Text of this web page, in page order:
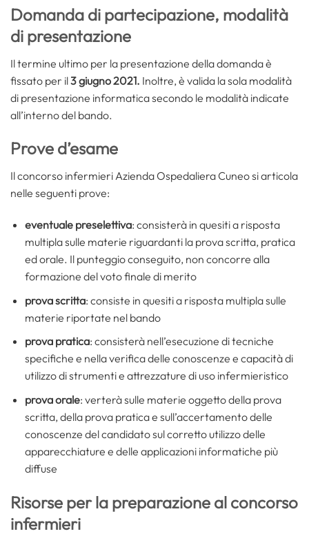
Domanda di partecipazione, modalità
di presentazione
Il termine ultimo per la presentazione della domanda è
fissato per il3 giugno 2021. Inoltre, è valida la sola modalità
di presentazione informatica secondo le modalità indicate
all’interno del bando.
Prove d’esame
Il concorso infermieri Azienda Ospedaliera Cuneo si articola
nelle seguenti prove:
eventuale preselettiva: consisterà in quesiti a risposta
multipla sulle materie riguardanti la prova scritta, pratica
ed orale. Il punteggio conseguito, non concorre alla
formazione del voto finale di merito
prova scritta: consiste in quesiti a risposta multipla sulle
materie riportate nel bando
prova pratica: consisterà nell’esecuzione di tecniche
specifiche e nella verifica delle conoscenze e capacità di
utilizzo di strumenti e attrezzature di uso infermieristico
prova orale: verterà sulle materie oggetto della prova
scritta, della prova pratica e sull’accertamento delle
conoscenze del candidato sul corretto utilizzo delle
apparecchiature e delle applicazioni informatiche più
diffuse
Risorse per la preparazione al concorso
infermieri